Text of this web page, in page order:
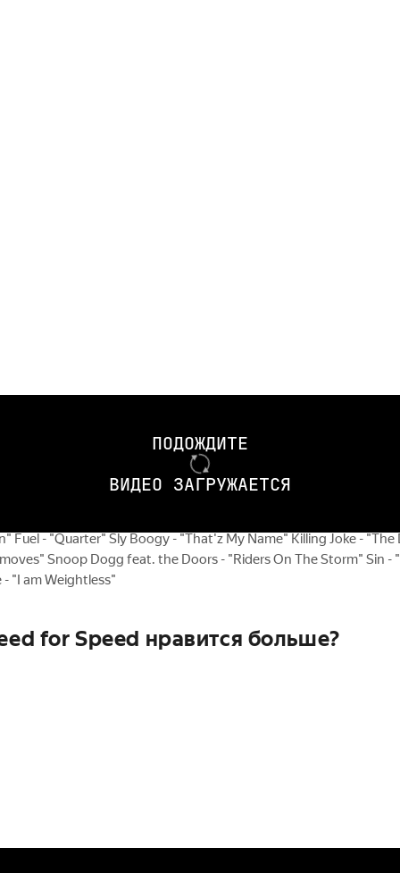
ПОДОЖДИТЕ
ВИДЕО ЗАГРУЖАЕТСЯ
R34 Skyline @bioscok Mazda RX-7 @denchik1jz VW Golf
Honda S2000 @vadko_rostov161 Toyota Supra
@detailing_pro_rostov Subaru Impreza WRX STI
Eclipse @jababar Nissan 350Z @dj_ilya_forza Nissan 350Z
Fuel - "Quarter" Sly Boogy - "That'z My Name" Killing Joke -
Snoop Dogg feat. the Doors - "Riders On The Storm" Sin -
"I am Weightless"
for Speed нравится больше?